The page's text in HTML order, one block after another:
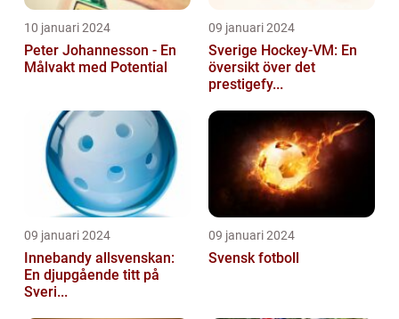
10 januari 2024
Peter Johannesson - En
Målvakt med Potential
09 januari 2024
Sverige Hockey-VM: En
översikt över det
prestigefy...
09 januari 2024
Innebandy allsvenskan:
En djupgående titt på
Sveri...
09 januari 2024
Svensk fotboll